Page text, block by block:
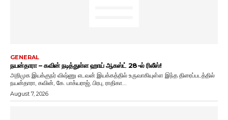
GENERAL
நயன்தாரா – கவின் நடித்துள்ள ஹாய் ஆகஸ்ட் 28-ல் ரிலீஸ்!
அறிமுக இயக்குநர் விஷ்ணு எடவன் இயக்கத்தில் உருவாகியுள்ள இந்த திரைப்படத்தில்
நயன்தாரா, கவின், கே. பாக்யராஜ், பிரபு, ராதிகா...
August 7, 2026